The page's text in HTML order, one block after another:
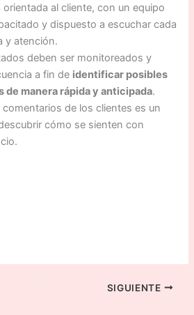
al cliente, con un equipo
y dispuesto a escuchar cada
y atención.
deben ser monitoreados y
a fin de identificar posibles
de manera rápida y anticipada.
de los clientes es un
cómo se sienten con
SIGUIENTE